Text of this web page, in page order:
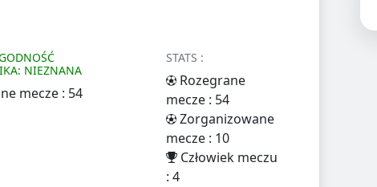
NIEZNANA
mecze : 54
STATS :
Rozegrane
mecze : 54
Zorganizowane
mecze : 10
Człowiek meczu
: 4